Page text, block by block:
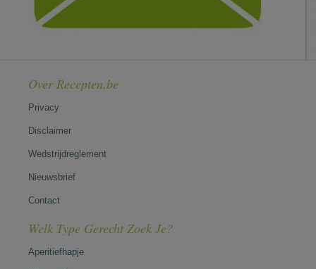
Over Recepten.be
Privacy
Disclaimer
Wedstrijdreglement
Nieuwsbrief
Contact
Welk Type Gerecht Zoek Je?
Aperitiefhapje